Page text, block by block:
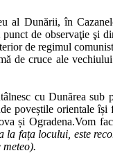
al Dunării, în
de observaţie şi
de regimul
de cruce ale
cu Dunărea sub
poveștile orientale își
și Ogradena.Vom
fața locului, este